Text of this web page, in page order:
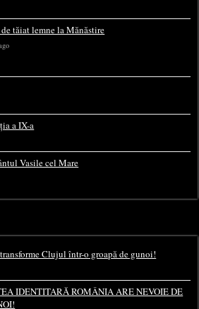
tăiat lemne la Mănăstire
a IX-a
Vasile cel Mare
Clujul într-o groapă de gunoi!
IDENTITARĂ ROMÂNIA ARE NEVOIE DE